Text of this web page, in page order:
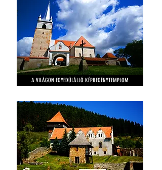
A VILÁGON EGYEDÜLÁLLÓ KÉPREGÉNYTEMPLOM